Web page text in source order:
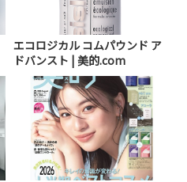
エコロジカル コムパウンド ア
ドバンスト | 美的.com